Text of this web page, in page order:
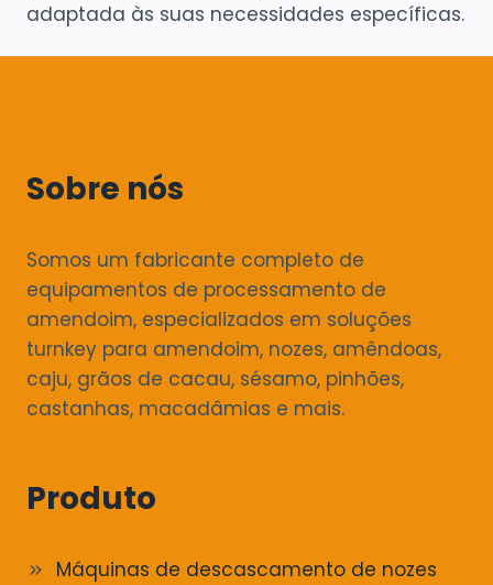
adaptada às suas necessidades específicas.
Sobre nós
Somos um fabricante completo de
equipamentos de processamento de
amendoim, especializados em soluções
turnkey para amendoim, nozes, amêndoas,
caju, grãos de cacau, sésamo, pinhões,
castanhas, macadâmias e mais.
Produto
Máquinas de descascamento de nozes